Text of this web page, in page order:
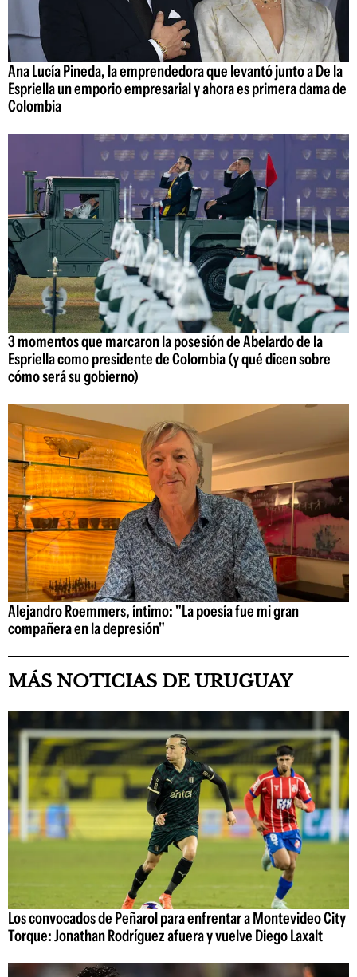
Ana Lucía Pineda, la emprendedora que levantó junto a De la
Espriella un emporio empresarial y ahora es primera dama de
Colombia
3 momentos que marcaron la posesión de Abelardo de la
Espriella como presidente de Colombia (y qué dicen sobre
cómo será su gobierno)
Alejandro Roemmers, íntimo: "La poesía fue mi gran
compañera en la depresión"
MÁS NOTICIAS DE URUGUAY
Los convocados de Peñarol para enfrentar a Montevideo City
Torque: Jonathan Rodríguez afuera y vuelve Diego Laxalt